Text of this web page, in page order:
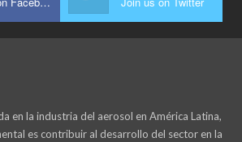
en la industria del aerosol en América Latina,
es contribuir al desarrollo del sector en la